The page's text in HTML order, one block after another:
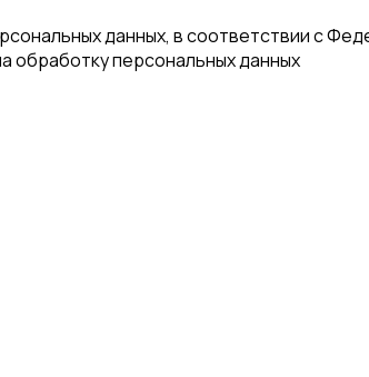
данных, в соответствии с
обработку персональных данных